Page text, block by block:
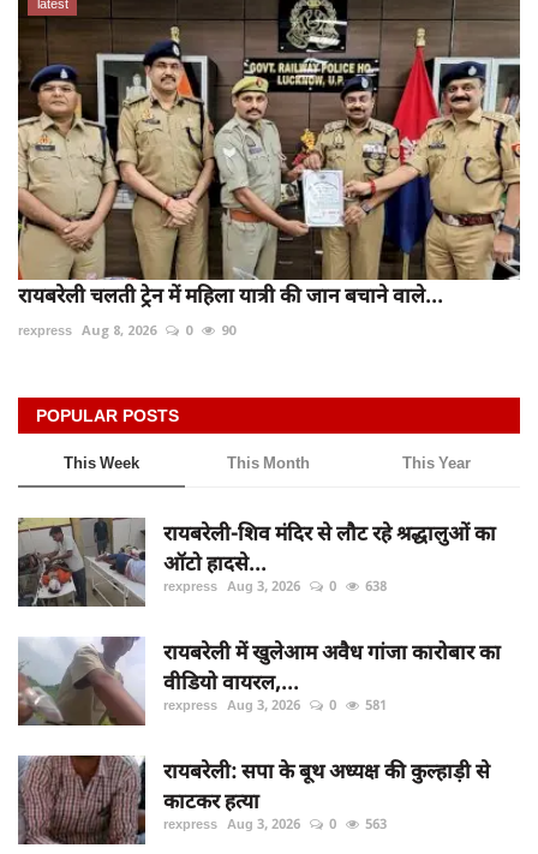
रायबरेली चलती ट्रेन में महिला यात्री की जान बचाने वाले...
rexpress Aug 8, 2026 0 90
POPULAR POSTS
This Week This Month This Year
रायबरेली-शिव मंदिर से लौट रहे श्रद्धालुओं का
ऑटो हादसे...
rexpress Aug 3, 2026 0 638
रायबरेली में खुलेआम अवैध गांजा कारोबार का
वीडियो वायरल,...
rexpress Aug 3, 2026 0 581
रायबरेली: सपा के बूथ अध्यक्ष की कुल्हाड़ी से
काटकर हत्या
rexpress Aug 3, 2026 0 563